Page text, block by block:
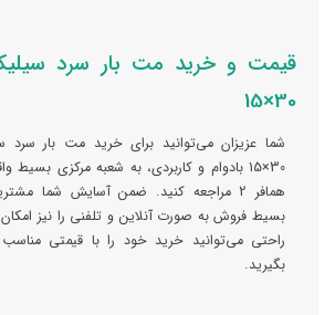
قیمت و خرید مت بار سرد
30×15
شما عزیزان می‌توانید برای خرید مت بار
30×15 با‌دوام و کاربردی، به شعبه مرکزی بسیط
همافر 2 مراجعه کنید. ضمن آسایش شما
بسیط فروش به صورت آنلاین و تلفنی را نیز
راحتی می‌توانید خرید خود را با قیمتی
بگیرید.